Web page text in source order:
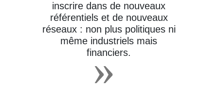
inscrire dans de nouveaux
référentiels et de nouveaux
réseaux : non plus politiques ni
même industriels mais
financiers.